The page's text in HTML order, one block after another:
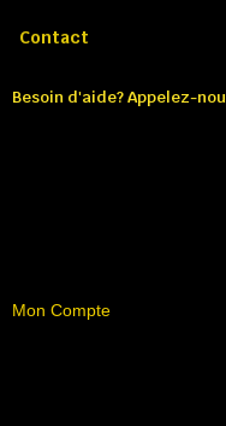
Contact
Besoin d'aide? Appelez-
Mon Compte